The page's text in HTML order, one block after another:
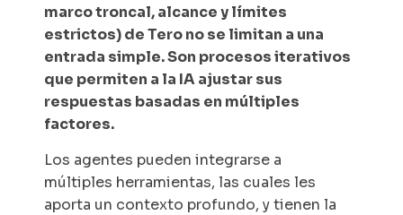
marco troncal, alcance y límites
estrictos) de Tero no se limitan a una
entrada simple. Son procesos iterativos
que permiten a la IA ajustar sus
respuestas basadas en múltiples
factores.
Los agentes pueden integrarse a
múltiples herramientas, las cuales les
aporta un contexto profundo, y tienen la